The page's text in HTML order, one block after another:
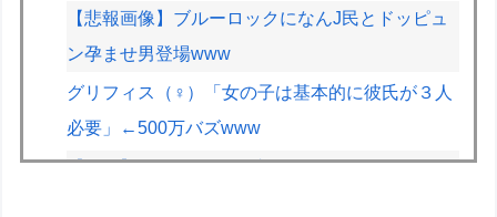
【悲報画像】ブルーロックになんJ民とドッピュ
ン孕ませ男登場www
グリフィス（♀）「女の子は基本的に彼氏が３人
必要」←500万バズwww
【画像】露悪アニメ化ブーム、はじまるｗｗｗ